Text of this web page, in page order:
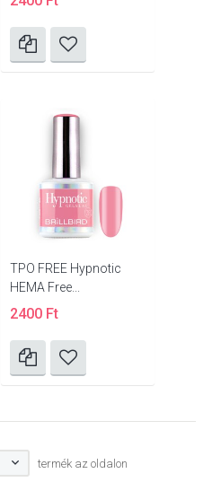
TPO FREE Hypnotic
HEMA Free...
2400 Ft
termék az oldalon